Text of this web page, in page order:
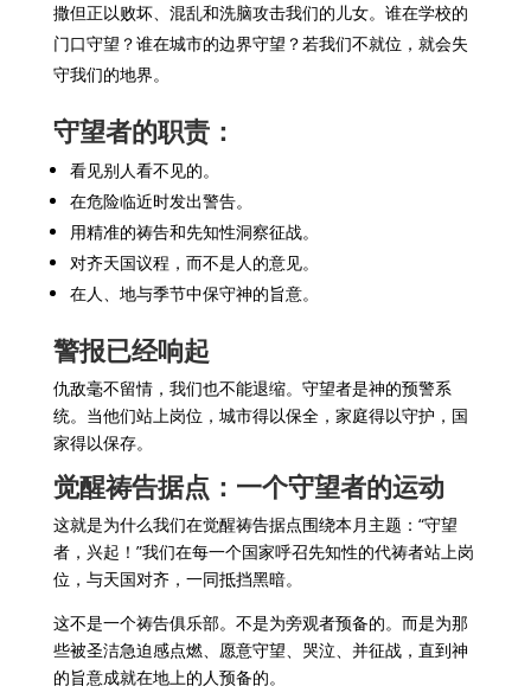
撒但正以败坏、混乱和洗脑攻击我们的儿女。谁在学校的
门口守望？谁在城市的边界守望？若我们不就位，就会失
守我们的地界。
守望者的职责：
看见别人看不见的。
在危险临近时发出警告。
用精准的祷告和先知性洞察征战。
对齐天国议程，而不是人的意见。
在人、地与季节中保守神的旨意。
警报已经响起
仇敌毫不留情，我们也不能退缩。守望者是神的预警系
统。当他们站上岗位，城市得以保全，家庭得以守护，国
家得以保存。
觉醒祷告据点：一个守望者的运动
这就是为什么我们在觉醒祷告据点围绕本月主题：“守望
者，兴起！”我们在每一个国家呼召先知性的代祷者站上岗
位，与天国对齐，一同抵挡黑暗。
这不是一个祷告俱乐部。不是为旁观者预备的。而是为那
些被圣洁急迫感点燃、愿意守望、哭泣、并征战，直到神
的旨意成就在地上的人预备的。